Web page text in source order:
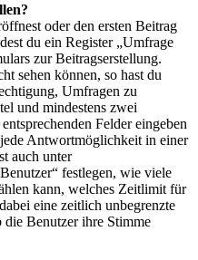
oder den ersten Beitrag
du ein Register „Umfrage
zur Beitragserstellung.
sehen können, so hast du
Umfragen zu
und mindestens zwei
Felder eingeben
Antwortmöglichkeit in einer
auch unter
festlegen, wie viele
kann, welches Zeitlimit für
eine zeitlich unbegrenzte
Benutzer ihre Stimme